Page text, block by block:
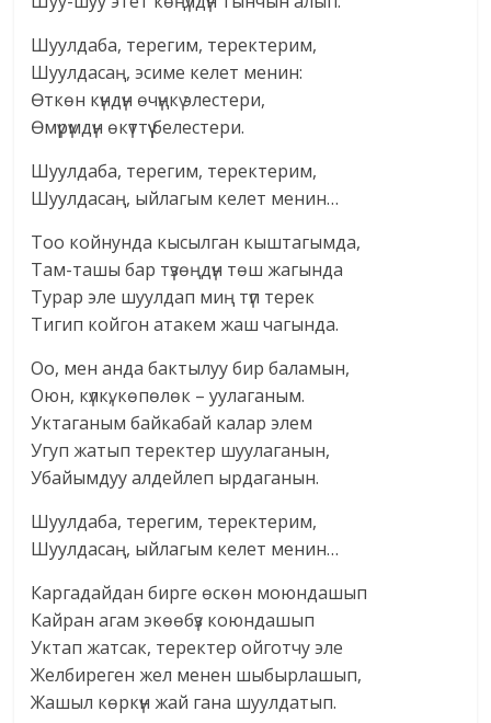
Шуулдаба, терегим, теректерим,
Шуулдасаң, эсиме келет менин:
Өткөн күндүн өчүңкү элестери,
Өмүрүмдүн өкүттүү белестери.
Шуулдаба, терегим, теректерим,
Шуулдасаң, ыйлагым келет менин…
Тоо койнунда кысылган кыштагымда,
Там-ташы бар түзөңдүн төш жагында
Турар эле шуулдап миң түп терек
Тигип койгон атакем жаш чагында.
Оо, мен анда бактылуу бир баламын,
Оюн, күлкү, көпөлөк – уулаганым.
Уктаганым байкабай калар элем
Угуп жатып теректер шуулаганын,
Убайымдуу алдейлеп ырдаганын.
Шуулдаба, терегим, теректерим,
Шуулдасаң, ыйлагым келет менин…
Каргадайдан бирге өскөн моюндашып
Кайран агам экөөбүз коюндашып
Уктап жатсак, теректер ойготчу эле
Желбиреген жел менен шыбырлашып,
Жашыл көркүн жай гана шуулдатып.